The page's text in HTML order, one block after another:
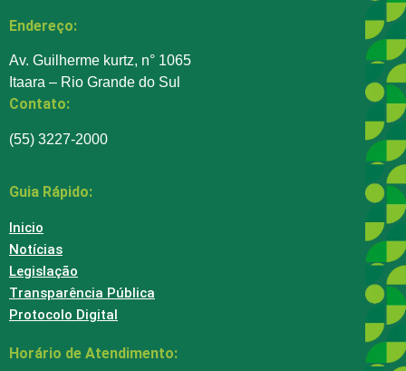
Endereço:
Av. Guilherme kurtz, n° 1065
Itaara – Rio Grande do Sul
Contato:
(55) 3227-2000
Guia Rápido:
Inicio
Notícias
Legislação
Transparência Pública
Protocolo Digital
Horário de Atendimento: